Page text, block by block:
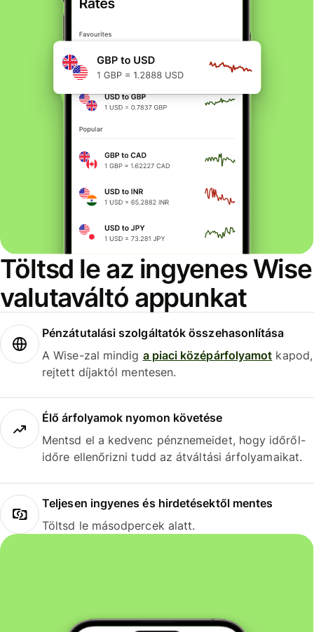
Töltsd le az ingyenes Wise
valutaváltó appunkat
Pénzátutalási szolgáltatók összehasonlítása
A Wise-zal mindig a piaci középárfolyamot kapod,
rejtett díjaktól mentesen.
Élő árfolyamok nyomon követése
Mentsd el a kedvenc pénznemeidet, hogy időről-
időre ellenőrizni tudd az átváltási árfolyamaikat.
Teljesen ingyenes és hirdetésektől mentes
Töltsd le másodpercek alatt.